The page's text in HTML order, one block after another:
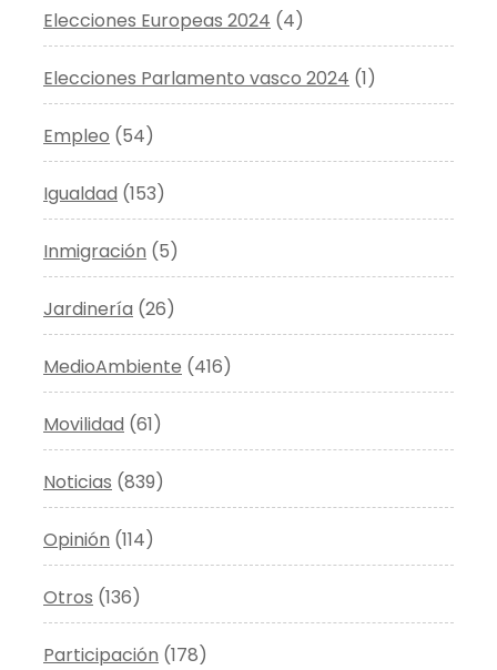
Elecciones Europeas 2024 (4)
Elecciones Parlamento vasco 2024 (1)
Empleo (54)
Igualdad (153)
Inmigración (5)
Jardinería (26)
MedioAmbiente (416)
Movilidad (61)
Noticias (839)
Opinión (114)
Otros (136)
Participación (178)